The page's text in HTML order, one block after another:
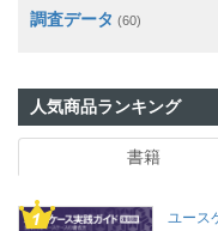
調査データ (60)
人気商品ランキング
書籍
ユース